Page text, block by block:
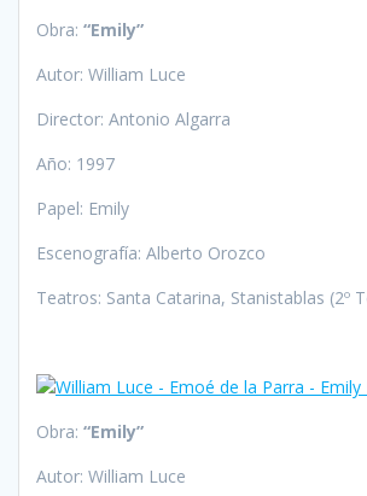
Obra: “Emily”
Autor: William Luce
Director: Antonio Algarra
Año: 1997
Papel: Emily
Escenografía: Alberto Orozco
Teatros: Santa Catarina, Stanistablas (2º
Obra: “Emily”
Autor: William Luce